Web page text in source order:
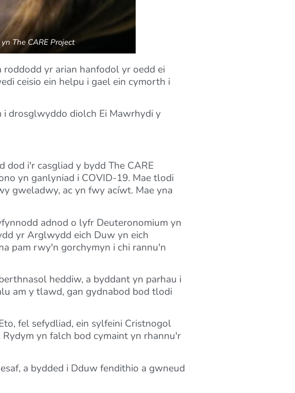
The CARE Project
yr arian hanfodol yr oedd ei
ceisio ein helpu i gael ein cymorth i
drosglwyddo diolch Ei Mawrhydi y
i'r casgliad y bydd The CARE
yn ganlyniad i COVID-19. Mae tlodi
gweladwy, ac yn fwy acíwt. Mae yna
adnod o lyfr Deuteronomium yn
yr Arglwydd eich Duw yn eich
pam rwy'n gorchymyn i chi rannu'n
heddiw, a byddant yn parhau i
am y tlawd, gan gydnabod bod tlodi
fel sefydliad, ein sylfeini Cristnogol
yn falch bod cymaint yn rhannu'r
a bydded i Dduw fendithio a gwneud